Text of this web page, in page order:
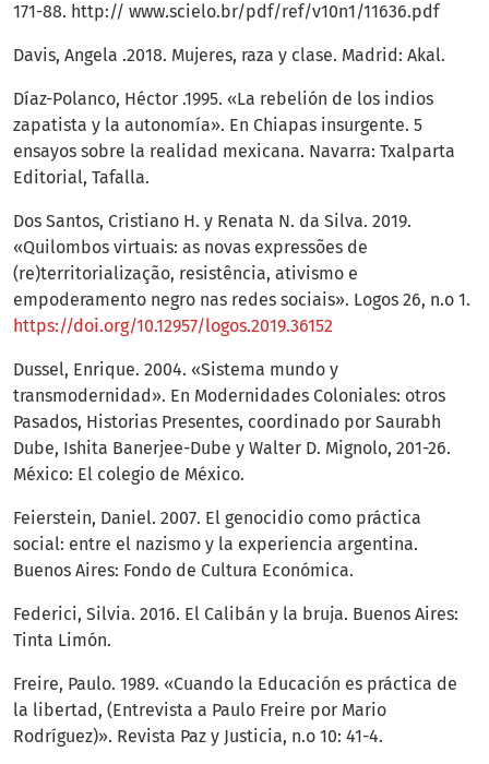
171-88. http:// www.scielo.br/pdf/ref/v10n1/11636.pdf
Davis, Angela .2018. Mujeres, raza y clase. Madrid: Akal.
Díaz-Polanco, Héctor .1995. «La rebelión de los indios
zapatista y la autonomía». En Chiapas insurgente. 5
ensayos sobre la realidad mexicana. Navarra: Txalparta
Editorial, Tafalla.
Dos Santos, Cristiano H. y Renata N. da Silva. 2019.
«Quilombos virtuais: as novas expressões de
(re)territorialização, resistência, ativismo e
empoderamento negro nas redes sociais». Logos 26, n.o 1.
https://doi.org/10.12957/logos.2019.36152
Dussel, Enrique. 2004. «Sistema mundo y
transmodernidad». En Modernidades Coloniales: otros
Pasados, Historias Presentes, coordinado por Saurabh
Dube, Ishita Banerjee-Dube y Walter D. Mignolo, 201-26.
México: El colegio de México.
Feierstein, Daniel. 2007. El genocidio como práctica
social: entre el nazismo y la experiencia argentina.
Buenos Aires: Fondo de Cultura Económica.
Federici, Silvia. 2016. El Calibán y la bruja. Buenos Aires:
Tinta Limón.
Freire, Paulo. 1989. «Cuando la Educación es práctica de
la libertad, (Entrevista a Paulo Freire por Mario
Rodríguez)». Revista Paz y Justicia, n.o 10: 41-4.